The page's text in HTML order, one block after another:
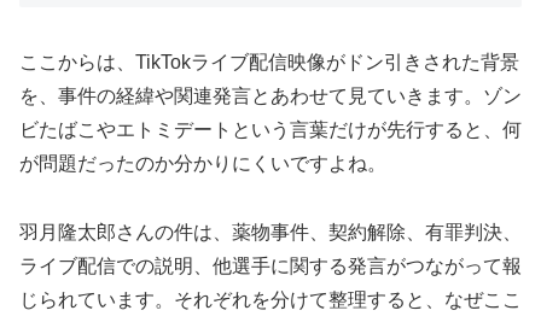
ここからは、TikTokライブ配信映像がドン引きされた背景
を、事件の経緯や関連発言とあわせて見ていきます。ゾン
ビたばこやエトミデートという言葉だけが先行すると、何
が問題だったのか分かりにくいですよね。
羽月隆太郎さんの件は、薬物事件、契約解除、有罪判決、
ライブ配信での説明、他選手に関する発言がつながって報
じられています。それぞれを分けて整理すると、なぜここ